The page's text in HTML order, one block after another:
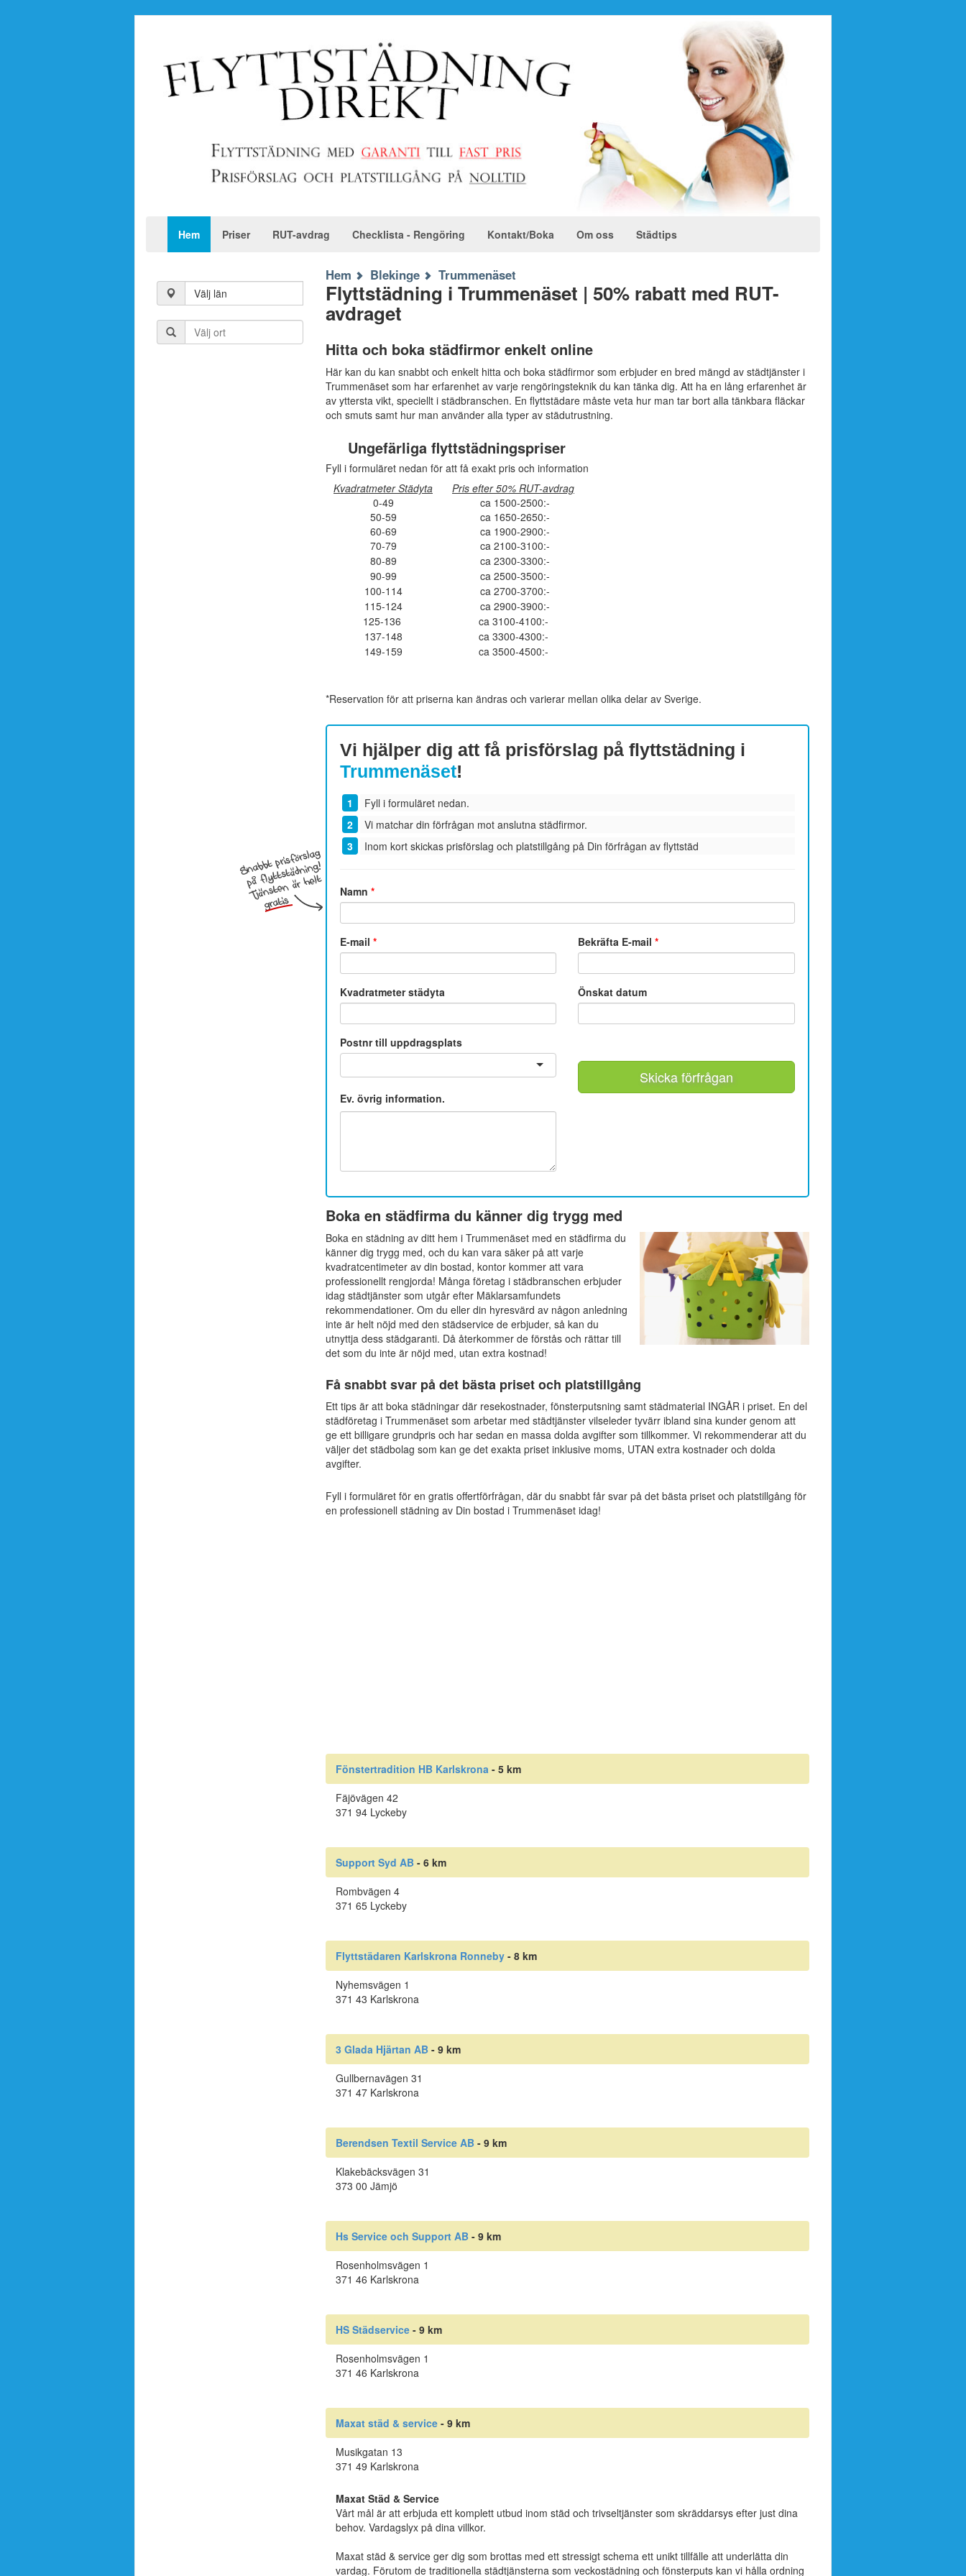
Hem Priser RUT-avdrag Checklista - Rengöring Kontakt/Boka Om oss Städtips
Välj län
Hem Blekinge Trummenäset
Flyttstädning i Trummenäset | 50% rabatt med RUT-
avdraget
Hitta och boka städfirmor enkelt online
Här kan du kan snabbt och enkelt hitta och boka städfirmor som erbjuder en bred mängd av städtjänster i
Trummenäset som har erfarenhet av varje rengöringsteknik du kan tänka dig. Att ha en lång erfarenhet är
av yttersta vikt, speciellt i städbranschen. En flyttstädare måste veta hur man tar bort alla tänkbara fläckar
och smuts samt hur man använder alla typer av städutrustning.
Ungefärliga flyttstädningspriser
Fyll i formuläret nedan för att få exakt pris och information
Kvadratmeter Städyta
Pris efter 50% RUT-avdrag
0-49
ca 1500-2500:-
50-59
ca 1650-2650:-
60-69
ca 1900-2900:-
70-79
ca 2100-3100:-
80-89
ca 2300-3300:-
90-99
ca 2500-3500:-
100-114
ca 2700-3700:-
115-124
ca 2900-3900:-
125-136
ca 3100-4100:-
137-148
ca 3300-4300:-
149-159
ca 3500-4500:-
*Reservation för att priserna kan ändras och varierar mellan olika delar av Sverige.
Vi hjälper dig att få prisförslag på flyttstädning i
Trummenäset!
Fyll i formuläret nedan.
Vi matchar din förfrågan mot anslutna städfirmor.
Inom kort skickas prisförslag och platstillgång på Din förfrågan av flyttstäd
Namn *
E-mail * Bekräfta E-mail*
Kvadratmeter städyta Önskat datum
Postnr till uppdragsplats
Ev. övrig information.
Skicka förfrågan
Boka en städfirma du känner dig trygg med
Boka en städning av ditt hem i Trummenäset med en städfirma du
känner dig trygg med, och du kan vara säker på att varje
kvadratcentimeter av din bostad, kontor kommer att vara
professionellt rengjorda! Många företag i städbranschen erbjuder
idag städtjänster som utgår efter Mäklarsamfundets
rekommendationer. Om du eller din hyresvärd av någon anledning
inte är helt nöjd med den städservice de erbjuder, så kan du
utnyttja dess städgaranti. Då återkommer de förstås och rättar till
det som du inte är nöjd med, utan extra kostnad!
Få snabbt svar på det bästa priset och platstillgång
Ett tips är att boka städningar där resekostnader, fönsterputsning samt städmaterial INGÅR i priset. En del
städföretag i Trummenäset som arbetar med städtjänster vilseleder tyvärr ibland sina kunder genom att
ge ett billigare grundpris och har sedan en massa dolda avgifter som tillkommer. Vi rekommenderar att du
väljer det städbolag som kan ge det exakta priset inklusive moms, UTAN extra kostnader och dolda
avgifter.
Fyll i formuläret för en gratis offertförfrågan, där du snabbt får svar på det bästa priset och platstillgång för
en professionell städning av Din bostad i Trummenäset idag!
Fönstertradition HB Karlskrona- 5 km
Fäjövägen 42
371 94 Lyckeby
Support Syd AB- 6 km
Rombvägen 4
371 65 Lyckeby
Flyttstädaren Karlskrona Ronneby- 8 km
Nyhemsvägen 1
371 43 Karlskrona
3 Glada Hjärtan AB- 9 km
Gullbernavägen 31
371 47 Karlskrona
Berendsen Textil Service AB- 9 km
Klakebäcksvägen 31
373 00 Jämjö
Hs Service och Support AB- 9 km
Rosenholmsvägen 1
371 46 Karlskrona
HS Städservice- 9 km
Rosenholmsvägen 1
371 46 Karlskrona
Maxat städ & service- 9 km
Musikgatan 13
371 49 Karlskrona
Maxat Städ & Service
Vårt mål är att erbjuda ett komplett utbud inom städ och trivseltjänster som skräddarsys efter just dina
behov. Vardagslyx på dina villkor.
Maxat städ & service ger dig som brottas med ett stressigt schema ett unikt tillfälle att underlätta din
vardag. Förutom de traditionella städtjänsterna som veckostädning och fönsterputs kan vi hålla ordning